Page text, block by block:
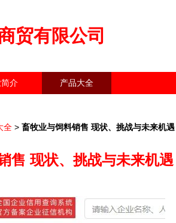
贸有限公司
介 产品大全
全 > 畜牧业与饲料销售 现状、挑战与未来机遇
售 现状、挑战与未来机遇